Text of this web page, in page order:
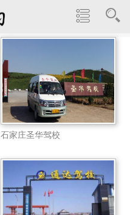
石家庄圣华驾校